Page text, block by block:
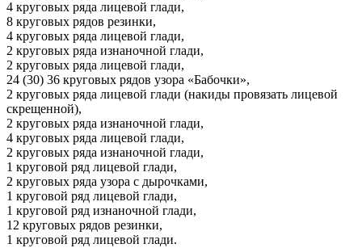
4 круговых ряда лицевой глади,
8 круговых рядов резинки,
4 круговых ряда лицевой глади,
2 круговых ряда изнаночной глади,
2 круговых ряда лицевой глади,
24 (30) 36 круговых рядов узора «Бабочки»,
2 круговых ряда лицевой глади (накиды провязать лицевой
скрещенной),
2 круговых ряда изнаночной глади,
4 круговых ряда лицевой глади,
2 круговых ряда изнаночной глади,
1 круговой ряд лицевой глади,
2 круговых ряда узора с дырочками,
1 круговой ряд лицевой глади,
1 круговой ряд изнаночной глади,
12 круговых рядов резинки,
1 круговой ряд лицевой глади.